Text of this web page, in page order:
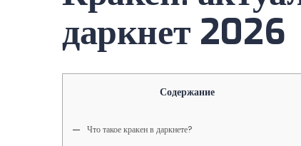
даркнет 2026
Содержание
Что такое кракен в даркнете?